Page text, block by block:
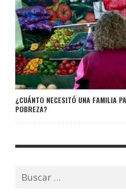
¿CUÁNTO NECESITÓ UNA FAMILIA
POBREZA?
Buscar: